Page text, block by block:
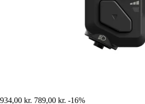
934,00 kr. 789,00 kr. -16%